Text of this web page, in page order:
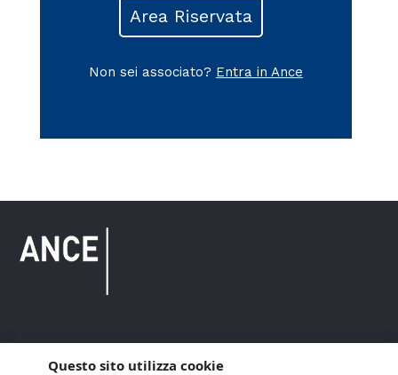
Area Riservata
Non sei associato? Entra in Ance
Copyright © 2021 ANCE. Tutti i diritti riservati.
Questo sito utilizza cookie